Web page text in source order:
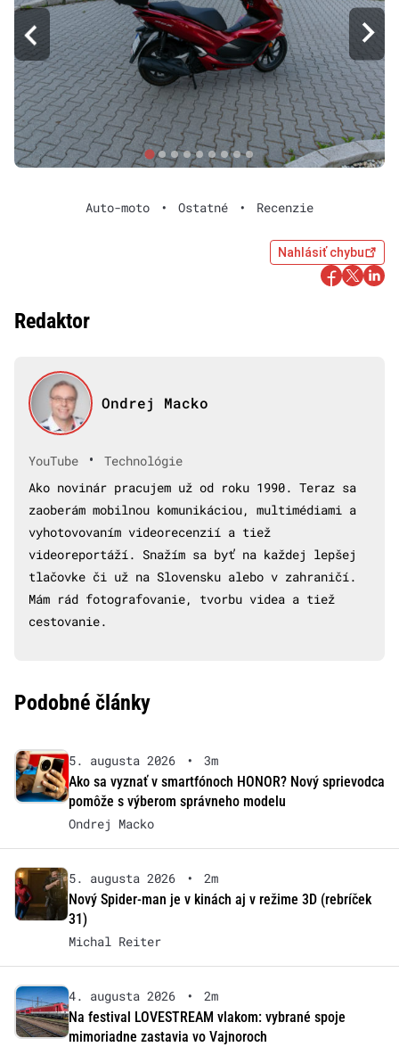
Auto-moto • Ostatné • Recenzie
Nahlásiť chybu
Redaktor
Ondrej Macko
YouTube •
Technológie
Ako novinár pracujem už od roku 1990. Teraz sa
zaoberám mobilnou komunikáciou, multimédiami a
vyhotovovaním videorecenzií a tiež
videoreportáží. Snažím sa byť na každej lepšej
tlačovke či už na Slovensku alebo v zahraničí.
Mám rád fotografovanie, tvorbu videa a tiež
cestovanie.
Podobné články
5. augusta 2026 •
3m
Ako sa vyznať v smartfónoch HONOR? Nový sprievodca
pomôže s výberom správneho modelu
Ondrej Macko
5. augusta 2026 •
2m
Nový Spider-man je v kinách aj v režime 3D (rebríček
31)
Michal Reiter
4. augusta 2026 •
2m
Na festival LOVESTREAM vlakom: vybrané spoje
mimoriadne zastavia vo Vajnoroch